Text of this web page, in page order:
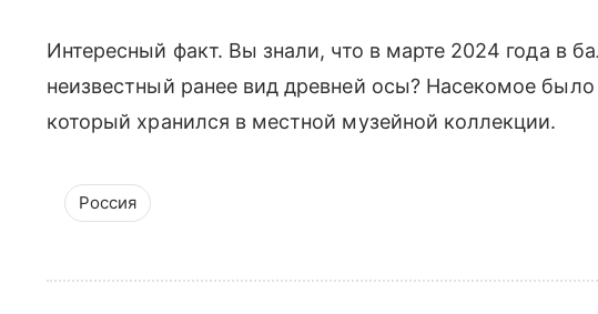
Интересный факт. Вы знали, что в марте 2024 года в
неизвестный ранее вид древней осы? Насекомое было
который хранился в местной музейной коллекции.
Россия